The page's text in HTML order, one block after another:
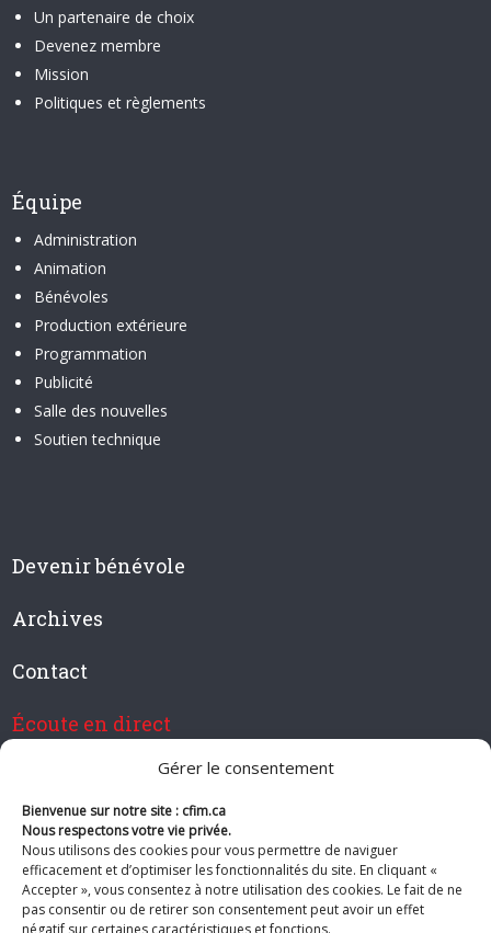
Gérer le consentement
Bienvenue sur notre site : cfim.ca
Nous respectons votre vie privée.
Nous utilisons des cookies pour vous permettre de naviguer
efficacement et d’optimiser les fonctionnalités du site. En cliquant «
Accepter », vous consentez à notre utilisation des cookies. Le fait de ne
pas consentir ou de retirer son consentement peut avoir un effet
négatif sur certaines caractéristiques et fonctions.
Un partenaire de choix
Devenez membre
Mission
Politiques et règlements
Équipe
Administration
Animation
Bénévoles
Production extérieure
Programmation
Publicité
Salle des nouvelles
Soutien technique
Devenir bénévole
Archives
Contact
Écoute en direct
Devenir membre de CFIM
Suivez-nous